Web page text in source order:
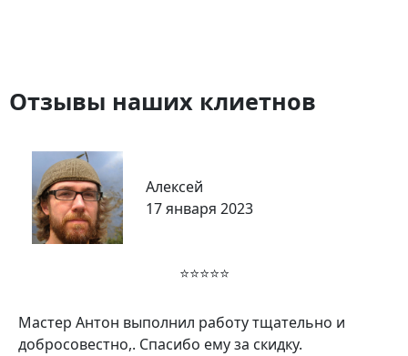
Отзывы наших клиетнов
Алексей
17 января 2023
⭐⭐⭐⭐⭐
Мастер Антон выполнил работу тщательно и
добросовестно,. Спасибо ему за скидку.